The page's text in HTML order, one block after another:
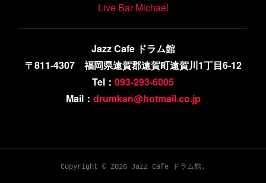
Live Bar Michael
Jazz Cafe ドラム館
〒811-4307 福岡県遠賀郡遠賀町遠賀川1丁目6-12
Tel： 093-293-6005
Mail： drumkan@hotmail.co.jp
Copyright © 2026 Jazz Cafe ドラム館 .